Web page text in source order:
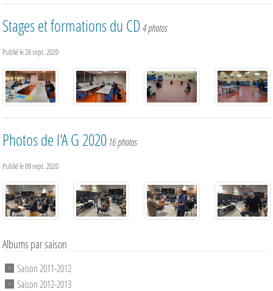
Stages et formations du CD4 photos
Publié le28 sept. 2020
Photos de l'A G 2020 16 photos
Publié le09 sept. 2020
Albums par saison
Saison 2011-2012
Saison 2012-2013